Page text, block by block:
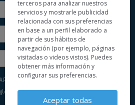
y se aplican la
terceros para analizar nuestros
servicios y mostrarle publicidad
relacionada con sus preferencias
en base a un perfil elaborado a
partir de sus hábitos de
navegación (por ejemplo, páginas
visitadas o videos vistos). Puedes
obtener más información y
configurar sus preferencias.
Aceptar todas